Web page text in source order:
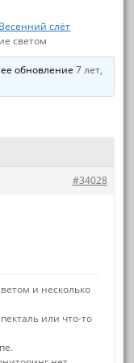
слёт
светом
обновление 7 лет,
#34028
и несколько
или что-то